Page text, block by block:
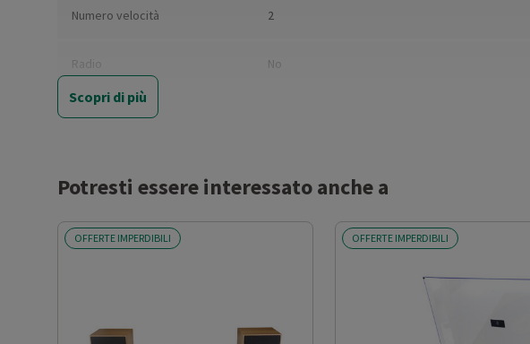
Numero velocità 2
Radio No
Scopri di più
Potresti essere interessato anche a
OFFERTE IMPERDIBILI OFFERTE IMPERDIBILI